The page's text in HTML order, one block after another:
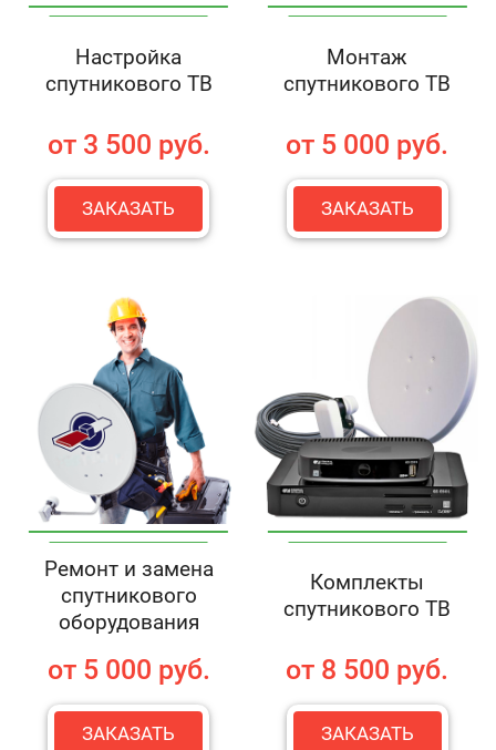
Настройка
спутникового ТВ
от 3 500 руб.
ЗАКАЗАТЬ
Монтаж
спутникового ТВ
от 5 000 руб.
ЗАКАЗАТЬ
Ремонт и замена
спутникового
оборудования
от 5 000 руб.
ЗАКАЗАТЬ
Комплекты
спутникового ТВ
от 8 500 руб.
ЗАКАЗАТЬ